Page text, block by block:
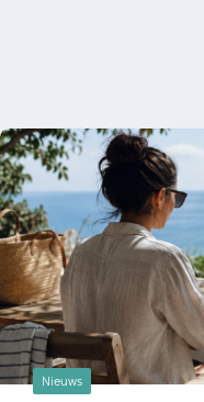
Nieuws